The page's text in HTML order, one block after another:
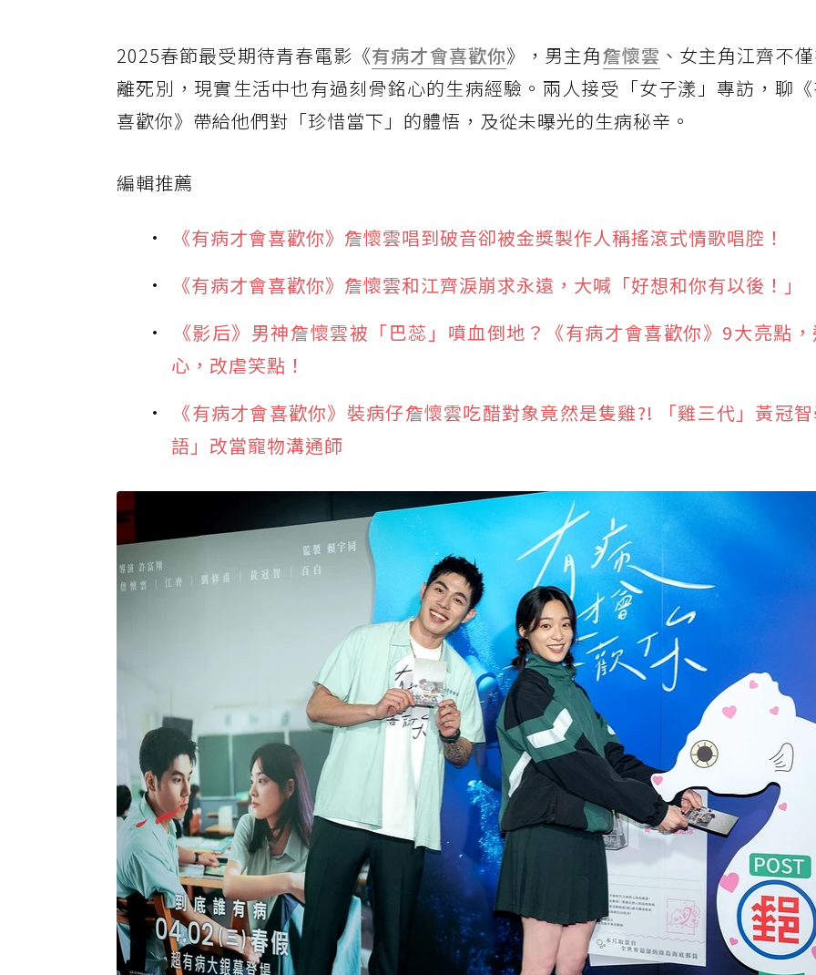
2025春節最受期待青春電影《有病才會喜歡你》，男主角詹懷雲 、女主角江齊不
離死別，現實生活中也有過刻骨銘心的生病經驗。兩人接受「女子漾」專訪，聊
喜歡你》帶給他們對「珍惜當下」的體悟，及從未曝光的生病秘辛。
編輯推薦
《有病才會喜歡你》詹懷雲唱到破音卻被金獎製作人稱搖滾式情歌唱腔！
《有病才會喜歡你》詹懷雲和江齊淚崩求永遠，大喊「好想和你有以後！」
《影后》男神詹懷雲被「巴蕊」噴血倒地？《有病才會喜歡你》9大亮點
心，改虐笑點！
《有病才會喜歡你》裝病仔詹懷雲吃醋對象竟然是隻雞?! 「雞三代」黃冠
語」改當寵物溝通師